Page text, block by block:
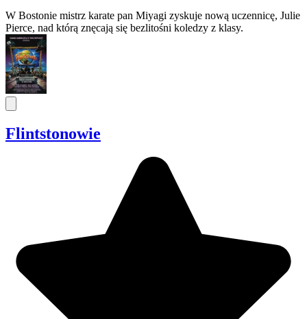
W Bostonie mistrz karate pan Miyagi zyskuje nową uczennicę, Julie
Pierce, nad którą znęcają się bezlitośni koledzy z klasy.
Flintstonowie